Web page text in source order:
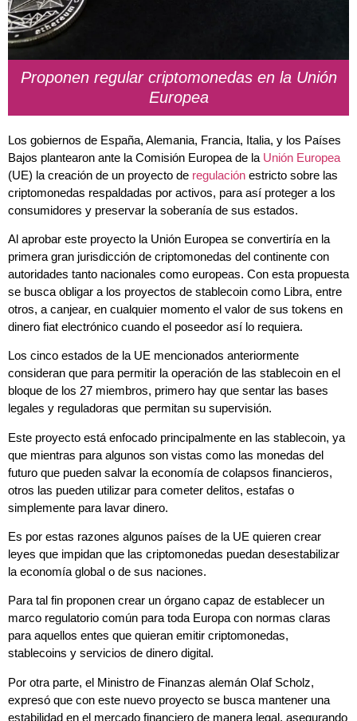
Proponen regular criptomonedas en la Unión
Europea
Los gobiernos de España, Alemania, Francia, Italia, y los Países
Bajos plantearon ante la Comisión Europea de la Unión Europea
(UE) la creación de un proyecto de regulación estricto sobre las
criptomonedas respaldadas por activos, para así proteger a los
consumidores y preservar la soberanía de sus estados.
Al aprobar este proyecto la Unión Europea se convertiría en la
primera gran jurisdicción de criptomonedas del continente con
autoridades tanto nacionales como europeas. Con esta propuesta
se busca obligar a los proyectos de stablecoin como Libra, entre
otros, a canjear, en cualquier momento el valor de sus tokens en
dinero fiat electrónico cuando el poseedor así lo requiera.
Los cinco estados de la UE mencionados anteriormente
consideran que para permitir la operación de las stablecoin en el
bloque de los 27 miembros, primero hay que sentar las bases
legales y reguladoras que permitan su supervisión.
Este proyecto está enfocado principalmente en las stablecoin, ya
que mientras para algunos son vistas como las monedas del
futuro que pueden salvar la economía de colapsos financieros,
otros las pueden utilizar para cometer delitos, estafas o
simplemente para lavar dinero.
Es por estas razones algunos países de la UE quieren crear
leyes que impidan que las criptomonedas puedan desestabilizar
la economía global o de sus naciones.
Para tal fin proponen crear un órgano capaz de establecer un
marco regulatorio común para toda Europa con normas claras
para aquellos entes que quieran emitir criptomonedas,
stablecoins y servicios de dinero digital.
Por otra parte, el Ministro de Finanzas alemán Olaf Scholz,
expresó que con este nuevo proyecto se busca mantener una
estabilidad en el mercado financiero de manera legal, asegurando